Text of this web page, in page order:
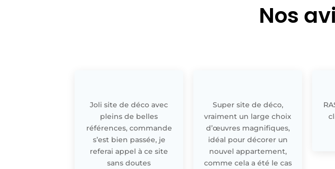
Nos
Joli site de déco avec
pleins de belles
références, commande
s’est bien passée, je
referai appel à ce site
sans doutes
Super site de déco,
vraiment un large choix
d’œuvres magnifiques,
idéal pour décorer un
nouvel appartement,
comme cela a été le cas